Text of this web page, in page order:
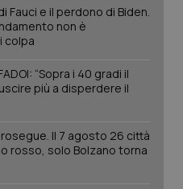
Fauci e il perdono di Biden.
non è
colpa
“Sopra i 40 gradi il
più a disperdere il
Il 7 agosto 26 città
rosso, solo Bolzano torna